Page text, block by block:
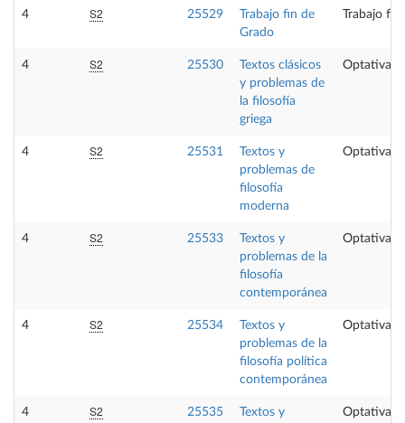
4 S2 25529
Trabajo fin de
Grado
Trabajo
4 S2 25530
Textos clásicos
y problemas de
la filosofía
griega
Optativa
4 S2 25531
Textos y
problemas de
filosofía
moderna
Optativa
4 S2 25533
Textos y
problemas de la
filosofía
contemporánea
Optativa
4 S2 25534
Textos y
problemas de la
filosofía política
contemporánea
Optativa
4 S2 25535
Textos y
Optativa